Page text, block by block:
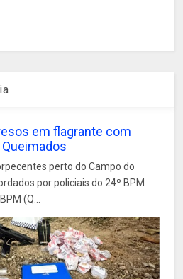
em flagrante com
perto do Campo do
por policiais do 24º BPM
(Q...